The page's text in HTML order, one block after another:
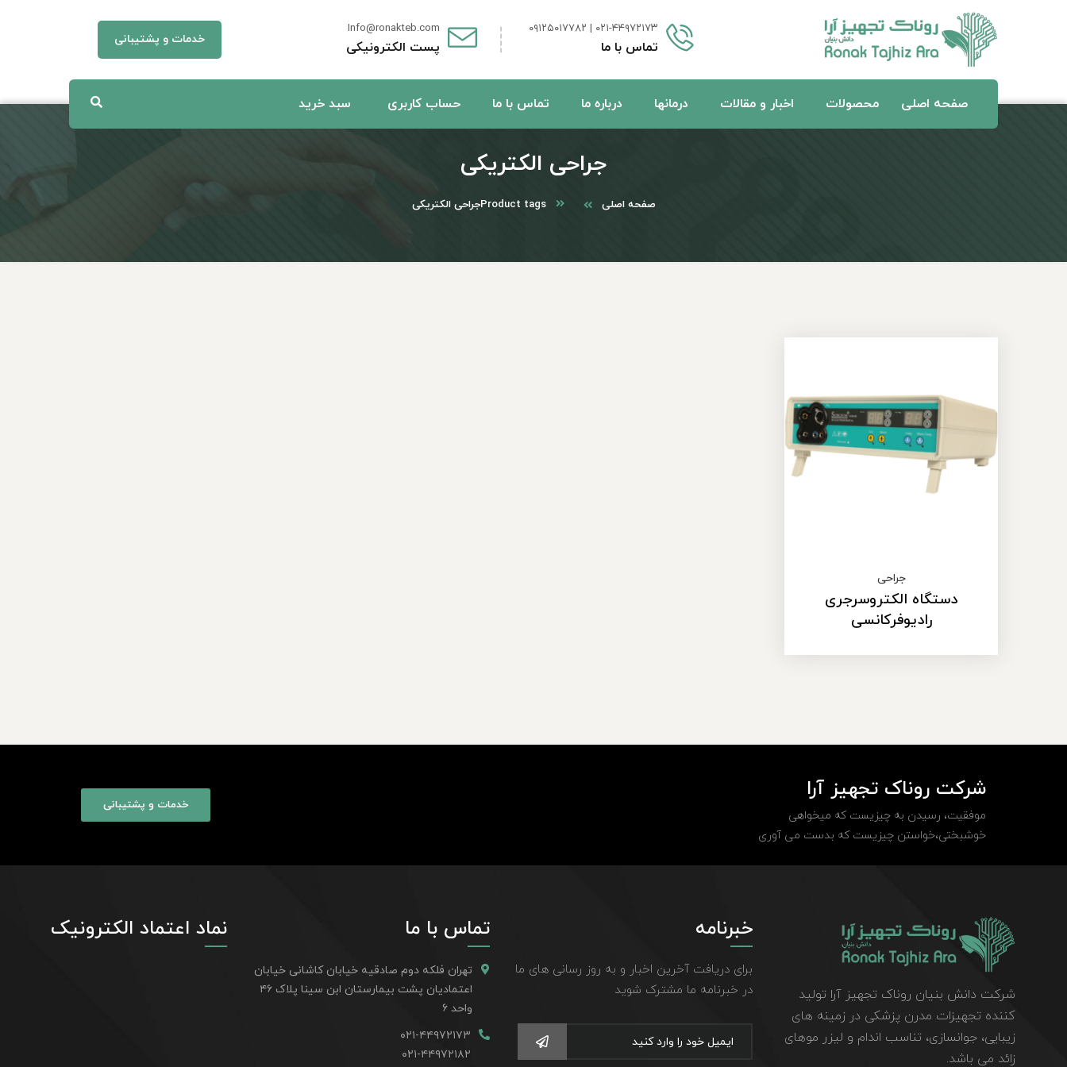
۰۲۱-۴۴۹۷۲۱۷۳ | ۰۹۱۲۵۰۱۷۷۸۲
تماس با ما
Info@ronakteb.com
پست الکترونیکی خدمات و پشتیبانی
صفحه اصلی محصولات اخبار و مقالات درمانها درباره ما تماس با ما حساب کاربری سبد خرید
جراحی الکتریکی
صفحه اصلی Product tagsجراحی الکتریکی
جراحی
دستگاه الکتروسرجری
رادیوفرکانسی
شرکت روناک تجهیز آرا
موفقیت، رسیدن به چیزیست که میخواهی
خوشبختی،خواستن چیزیست که بدست می آوری
خدمات و پشتیبانی
شرکت دانش بنیان روناک تجهیز آرا تولید
کننده تجهیزات مدرن پزشکی در زمینه های
زیبایی، جوانسازی، تناسب اندام و لیزر موهای
زائد می باشد.
خبرنامه
برای دریافت آخرین اخبار و به روز رسانی های ما
در خبرنامه ما مشترک شوید
تماس با ما
تهران فلکه دوم صادقیه خیابان کاشانی خیابان
اعتمادیان پشت بیمارستان ابن سینا پلاک ۴۶
واحد ۶
۰۲۱-۴۴۹۷۲۱۷۳
۰۲۱-۴۴۹۷۲۱۸۲
نماد اعتماد الکترونیک